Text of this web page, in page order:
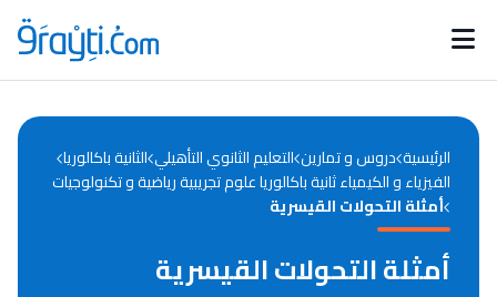
Catégories
d'actualités
Annonces bourses
الرئيسية دروس و تمارين التعليم الثانوي التأهيلي الثانية باكالوريا
الفيزياء و الكيمياء ثانية باكالوريا علوم تجريبية رياضية و تكنولوجيات
أمثلة التحولات القيسرية
أمثلة التحولات القيسرية